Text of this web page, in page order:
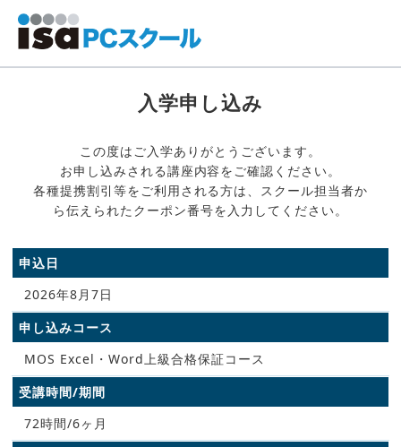
入学申し込み
この度はご入学ありがとうございます。
お申し込みされる講座内容をご確認ください。
各種提携割引等をご利用される方は、スクール担当者か
ら伝えられたクーポン番号を入力してください。
申込日
2026年8月7日
申し込みコース
MOS Excel・Word上級合格保証コース
受講時間/期間
72時間/6ヶ月